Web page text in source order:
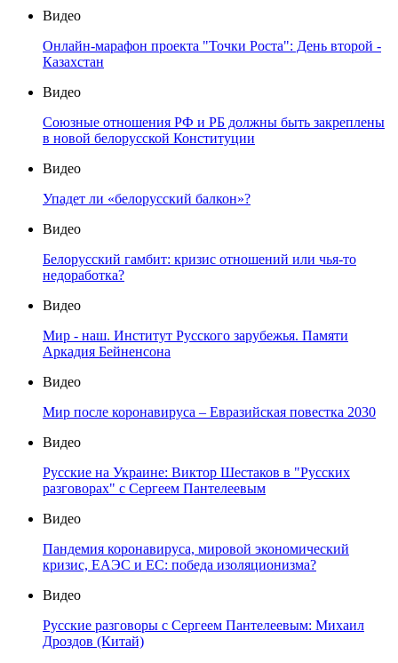
Видео
Онлайн-марафон проекта "Точки Роста": День второй -
Казахстан
Видео
Союзные отношения РФ и РБ должны быть закреплены
в новой белорусской Конституции
Видео
Упадет ли «белорусский балкон»?
Видео
Белорусский гамбит: кризис отношений или чья-то
недоработка?
Видео
Мир - наш. Институт Русского зарубежья. Памяти
Аркадия Бейненсона
Видео
Мир после коронавируса – Евразийская повестка 2030
Видео
Русские на Украине: Виктор Шестаков в "Русских
разговорах" с Сергеем Пантелеевым
Видео
Пандемия коронавируса, мировой экономический
кризис, ЕАЭС и ЕС: победа изоляционизма?
Видео
Русские разговоры с Сергеем Пантелеевым: Михаил
Дроздов (Китай)